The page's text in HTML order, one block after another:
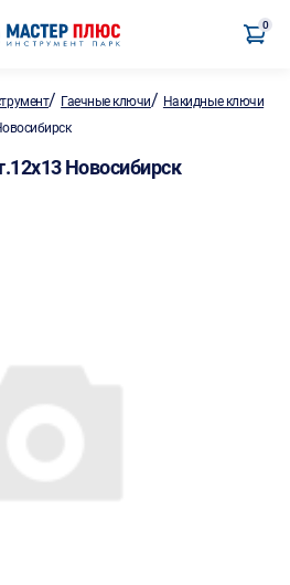
0
/ Гаечные ключи/ Накидные ключи
Новосибирск